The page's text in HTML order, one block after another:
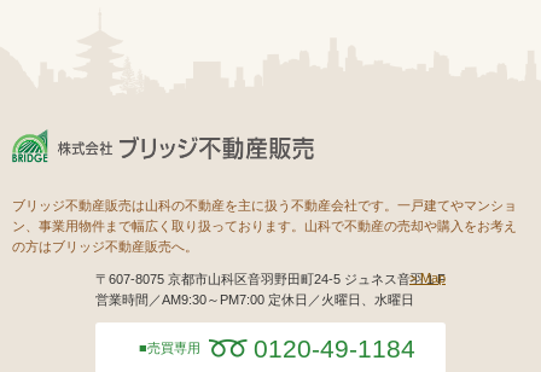
ブリッジ不動産販売は山科の不動産を主に扱う不動産会社です。一戸建てやマンショ
ン、事業用物件まで幅広く取り扱っております。山科で不動産の売却や購入をお考え
の方はブリッジ不動産販売へ。
Map
〒607-8075 京都市山科区音羽野田町24-5 ジュネス音羽１F
営業時間／AM9:30～PM7:00 定休日／火曜日、水曜日
売買専用 0120-49-1184